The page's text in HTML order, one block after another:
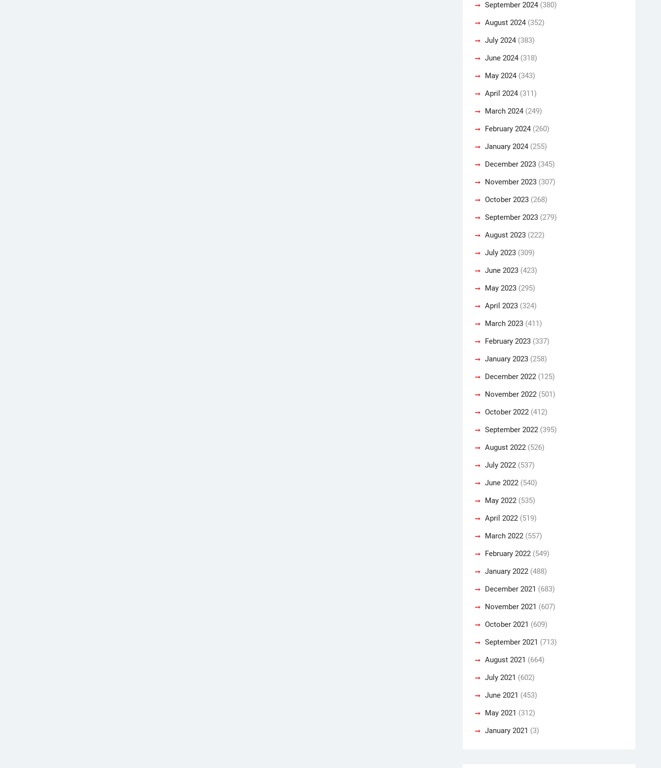
September 2024 (380)
August 2024 (352)
July 2024 (383)
June 2024 (318)
May 2024 (343)
April 2024 (311)
March 2024 (249)
February 2024 (260)
January 2024 (255)
December 2023 (345)
November 2023 (307)
October 2023 (268)
September 2023 (279)
August 2023 (222)
July 2023 (309)
June 2023 (423)
May 2023 (295)
April 2023 (324)
March 2023 (411)
February 2023 (337)
January 2023 (258)
December 2022 (125)
November 2022 (501)
October 2022 (412)
September 2022 (395)
August 2022 (526)
July 2022 (537)
June 2022 (540)
May 2022 (535)
April 2022 (519)
March 2022 (557)
February 2022 (549)
January 2022 (488)
December 2021 (683)
November 2021 (607)
October 2021 (609)
September 2021 (713)
August 2021 (664)
July 2021 (602)
June 2021 (453)
May 2021 (312)
January 2021 (3)